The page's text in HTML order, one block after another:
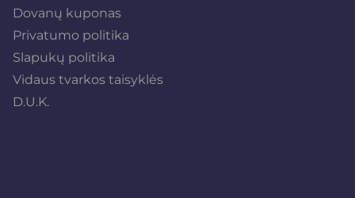
Dovanų kuponas
Privatumo politika
Slapukų politika
Vidaus tvarkos taisyklės
D.U.K.